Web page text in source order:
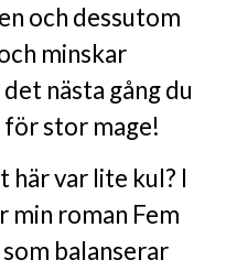
och dessutom
minskar
nästa gång du
stor mage!
här var lite kul? I
min roman Fem
balanserar